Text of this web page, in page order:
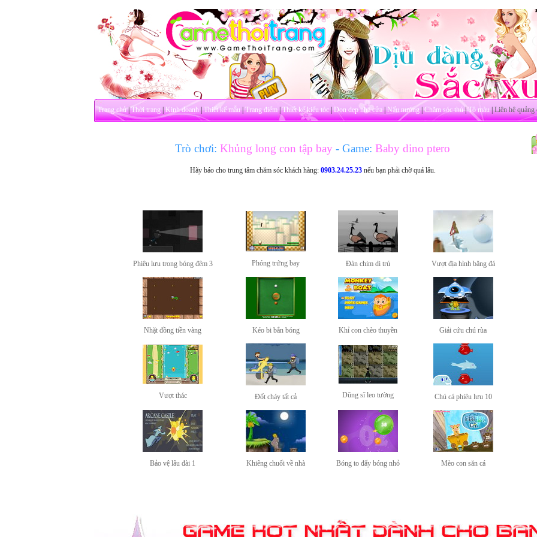
Trang chủ|Thời trang|Kinh doanh|Thiết kế mẫu|Trang điểm|Thiết kế kiểu tóc|Dọn dẹp nhà cửa|Nấu nướng|Chăm sóc thú|Tô màu|Liên hệ quảng
Trò chơi: Khủng long con tập bay - Game: Baby dino ptero
Hãy báo cho trung tâm chăm sóc khách hàng: 0903.24.25.23nếu bạn phải chờ quá lâu.
Phiêu lưu trong bóng đêm 3 Phóng trứng bay Đàn chim di trú Vượt địa hình băng đá
Nhặt đồng tiền vàng Kéo bi bắn bóng Khỉ con chèo thuyền Giải cứu chú rùa
Vượt thác Đốt cháy tất cả Dũng sĩ leo tường Chú cá phiêu lưu 10
Bảo vệ lâu đài 1 Khiêng chuối về nhà Bóng to đẩy bóng nhỏ Mèo con săn cá